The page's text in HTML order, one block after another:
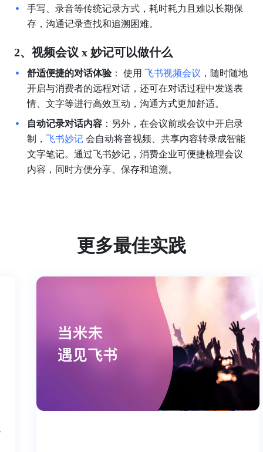
手写、录音等传统记录方式，耗时耗力且难以长期保
存，沟通记录查找和追溯困难。
2、视频会议 x 妙记可以做什么
舒适便捷的对话体验： 使用 飞书视频会议 ，随时随地
开启与消费者的远程对话，还可在对话过程中发送表
情、文字等进行高效互动，沟通方式更加舒适。
自动记录对话内容：另外，在会议前或会议中开启录
制， 飞书妙记 会自动将音视频、共享内容转录成智能
文字笔记。通过飞书妙记，消费企业可便捷梳理会议
内容，同时方便分享、保存和追溯。
更多最佳实践